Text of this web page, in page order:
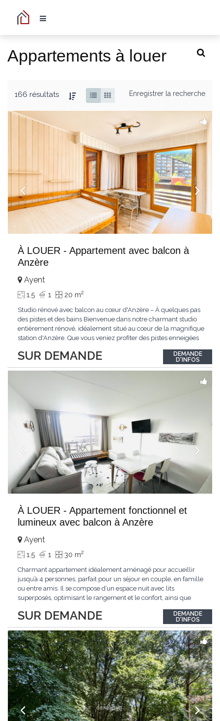
Appartements à louer
166 résultats Enregistrer la recherche
À LOUER - Appartement avec balcon à
Anzère
SUR DEMANDE
Ayent
1.5 1 20 m2
Studio rénové avec balcon au cœur d'Anzère – À quelques pas
des pistes et des bains Bienvenue dans notre charmant studio
entièrement rénové, idéalement situé au cœur de la magnifique
station d'Anzère. Que vous veniez profiter des pistes enneigées
ressourcer en montagne, ce logement vous offrira tout le confort
nécessaire...
DEMANDE
D'INFOS
À LOUER - Appartement fonctionnel et
lumineux avec balcon à Anzère
SUR DEMANDE
Ayent
1.5 1 30 m2
Charmant appartement idéalement aménagé pour accueillir
jusqu’à 4 personnes, parfait pour un séjour en couple, en famille
ou entre amis. Il se compose d’un espace nuit avec lits
superposés, optimisant le rangement et le confort, ainsi que
télévision murale. La cuisine ouverte et entièrement équipée
(plaques de...
DEMANDE
D'INFOS